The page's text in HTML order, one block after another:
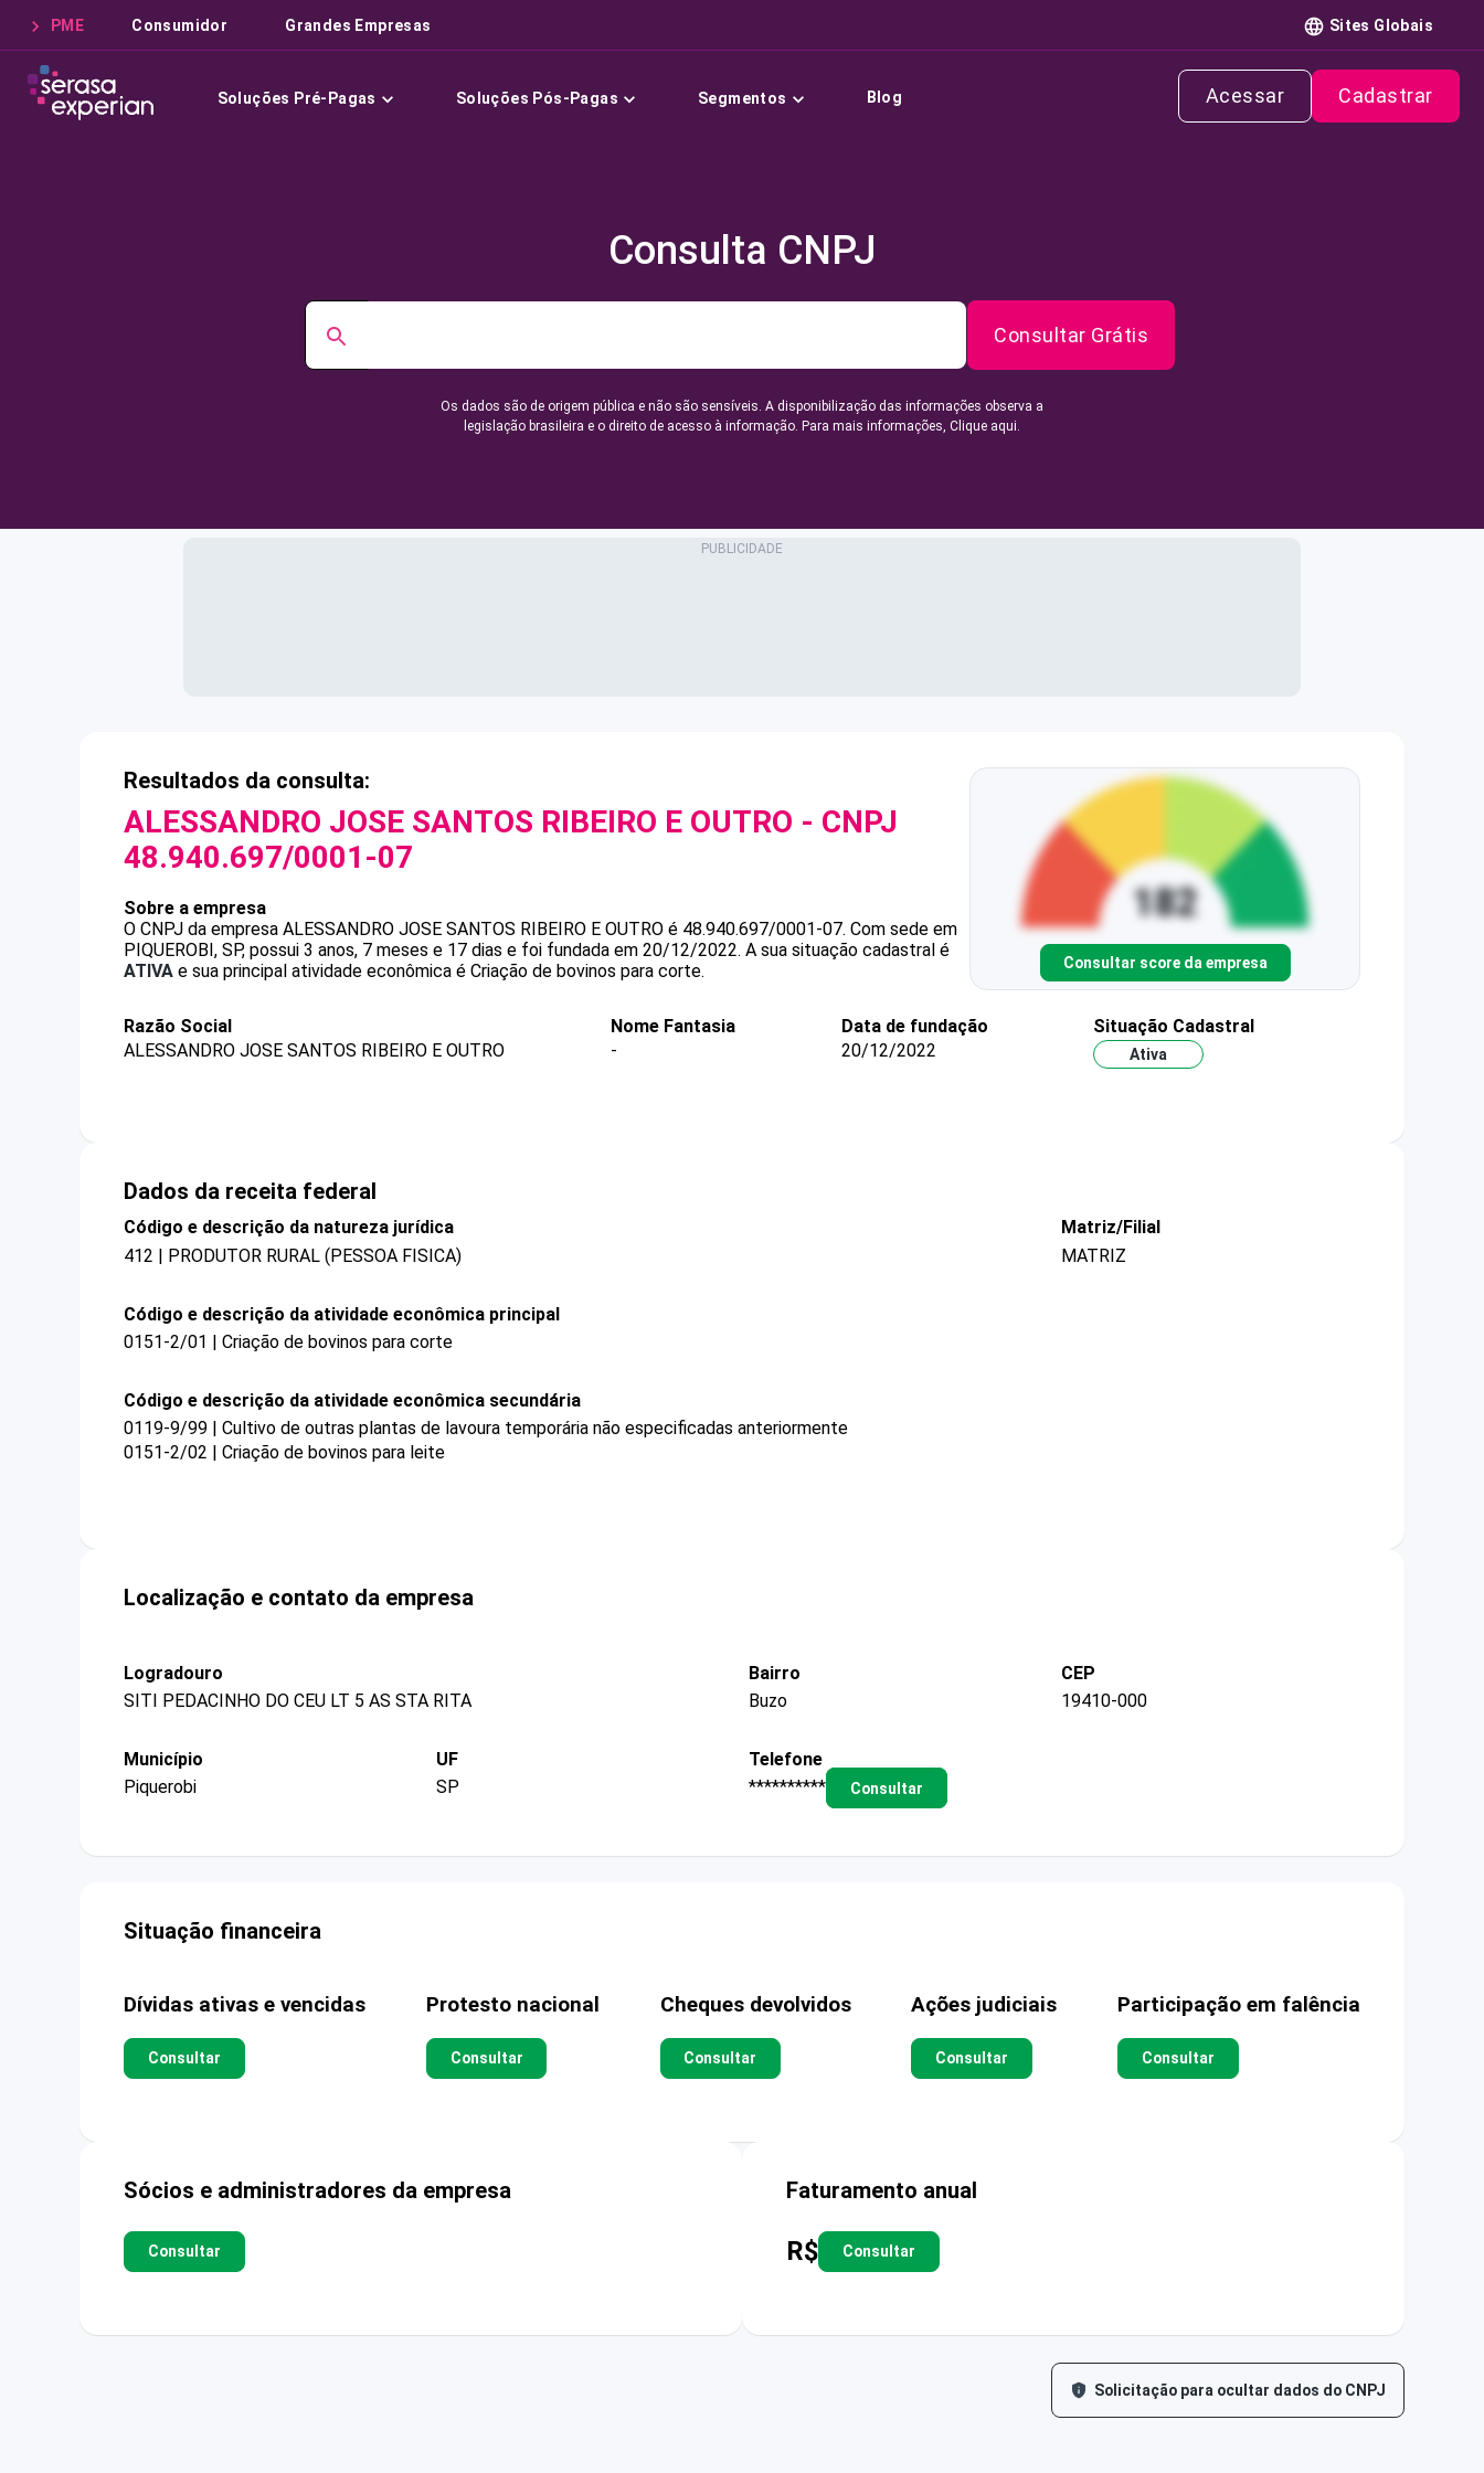
PME Consumidor Grandes Empresas Sites Globais
Soluções Pré-Pagas Soluções Pós-Pagas Segmentos Blog Acessar Cadastrar
Consulta CNPJ
Consultar Grátis
Os dados são de origem pública e não são sensíveis. A disponibilização das informações observa a
legislação brasileira e o direito de acesso à informação. Para mais informações, Clique aqui.
Resultados da consulta:
ALESSANDRO JOSE SANTOS RIBEIRO E OUTRO - CNPJ
48.940.697/0001-07
Sobre a empresa
O CNPJ da empresa ALESSANDRO JOSE SANTOS RIBEIRO E OUTRO é 48.940.697/0001-07. Com sede em
PIQUEROBI, SP, possui 3 anos, 7 meses e 17 dias e foi fundada em 20/12/2022. A sua situação cadastral é
ATIVA e sua principal atividade econômica é Criação de bovinos para corte. Consultar score da empresa
Razão Social
ALESSANDRO JOSE SANTOS RIBEIRO E OUTRO
Nome Fantasia
-
Data de fundação
20/12/2022
Situação Cadastral
Ativa
Dados da receita federal
Código e descrição da natureza jurídica
412 | PRODUTOR RURAL (PESSOA FISICA)
Matriz/Filial
MATRIZ
Código e descrição da atividade econômica principal
0151-2/01 | Criação de bovinos para corte
Código e descrição da atividade econômica secundária
0119-9/99 | Cultivo de outras plantas de lavoura temporária não especificadas anteriormente
0151-2/02 | Criação de bovinos para leite
Localização e contato da empresa
Logradouro
SITI PEDACINHO DO CEU LT 5 AS STA RITA
Bairro
Buzo
CEP
19410-000
Município
Piquerobi
UF
SP
Telefone
**********
Consultar
Situação financeira
Dívidas ativas e vencidas
Consultar
Protesto nacional
Consultar
Cheques devolvidos
Consultar
Ações judiciais
Consultar
Participação em falência
Consultar
Sócios e administradores da empresa
Consultar
Faturamento anual
R$ Consultar
Solicitação para ocultar dados do CNPJ